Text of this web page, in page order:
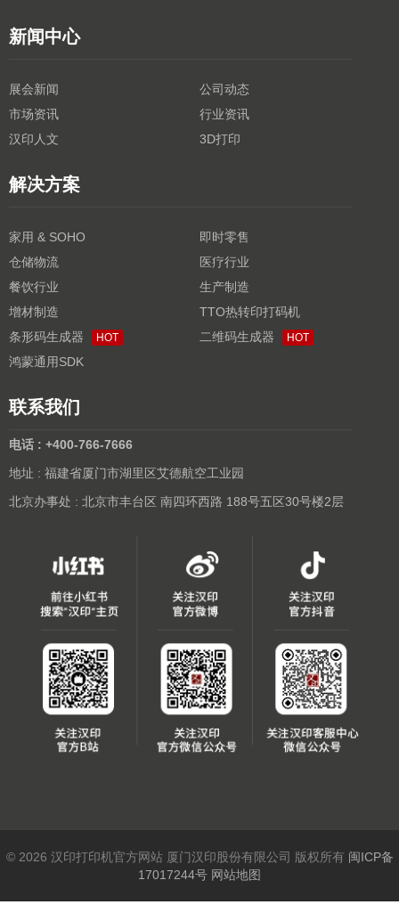
新闻中心
展会新闻
公司动态
市场资讯
行业资讯
汉印人文
3D打印
解决方案
家用 & SOHO
即时零售
仓储物流
医疗行业
餐饮行业
生产制造
增材制造
TTO热转印打码机
条形码生成器
HOT 二维码生成器 HOT
鸿蒙通用SDK
联系我们
电话 : +400-766-7666
地址 : 福建省厦门市湖里区艾德航空工业园
北京办事处 : 北京市丰台区 南四环西路 188号五区30号楼2层
© 2026 汉印打印机官方网站 厦门汉印股份有限公司 版权所有 闽ICP备
17017244号 网站地图